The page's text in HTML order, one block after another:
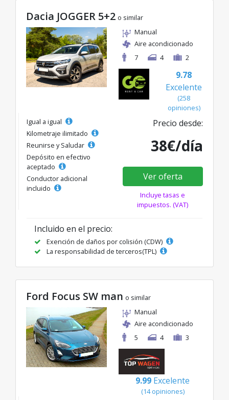
Dacia JOGGER 5+2 o similar
Manual
Aire acondicionado
7
4 2
9.78
Excelente
(258
opiniones)
Igual a igual
Kilometraje ilimitado
Reunirse y Saludar
Depósito en efectivo
aceptado
Conductor adicional
incluido
Precio desde:
38€/día
Ver oferta
Incluye tasas e
impuestos. (VAT)
Incluido en el precio:
Exención de daños por colisión (CDW)
La responsabilidad de terceros(TPL)
Ford Focus SW man o similar
Manual
Aire acondicionado
5
4 3
9.99 Excelente
(14 opiniones)